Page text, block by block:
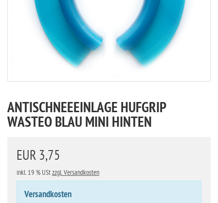
ANTISCHNEEEINLAGE HUFGRIP
WASTEO BLAU MINI HINTEN
EUR 3,75
inkl. 19 % UStzzgl. Versandkosten
Versandkosten